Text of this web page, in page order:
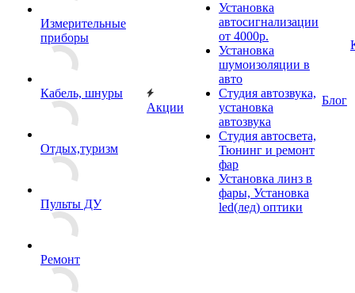
Измерительные
приборы
Кабель, шнуры
Отдых,туризм
Пульты ДУ
Ремонт
Акции
Установка
автосигнализации
от 4000р.
Установка
шумоизоляции в
авто
Студия автозвука,
установка
автозвука
Студия автосвета,
Тюнинг и ремонт
фар
Установка линз в
фары, Установка
led(лед) оптики
Блог